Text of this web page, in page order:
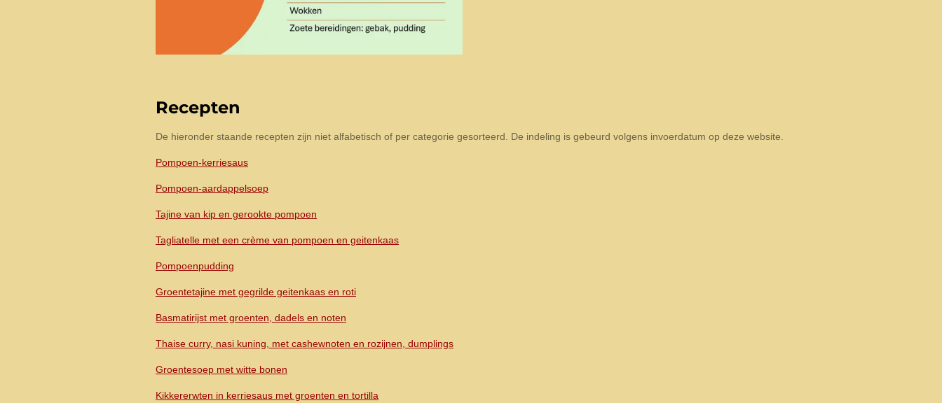
Recepten
De hieronder staande recepten zijn niet alfabetisch of per categorie gesorteerd. De indeling is gebeurd volgens invoerdatum op deze website.
Pompoen-kerriesaus
Pompoen-aardappelsoep
Tajine van kip en gerookte pompoen
Tagliatelle met een crème van pompoen en geitenkaas
Pompoenpudding
Groentetajine met gegrilde geitenkaas en roti
Basmatirijst met groenten, dadels en noten
Thaise curry, nasi kuning, met cashewnoten en rozijnen, dumplings
Groentesoep met witte bonen
Kikkererwten in kerriesaus met groenten en tortilla